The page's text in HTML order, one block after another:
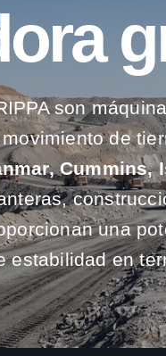
son
de
Cummins,
una
estabilidad en